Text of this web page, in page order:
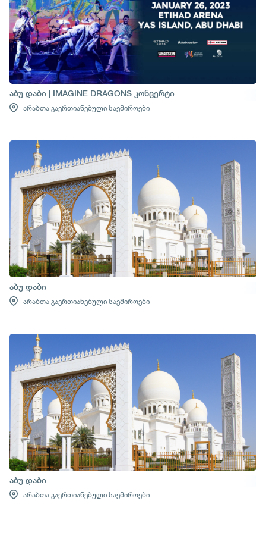
აბუ დაბი | IMAGINE DRAGONS კონცერტი
არაბთა გაერთიანებული საემიროები
აბუ დაბი
არაბთა გაერთიანებული საემიროები
აბუ დაბი
არაბთა გაერთიანებული საემიროები